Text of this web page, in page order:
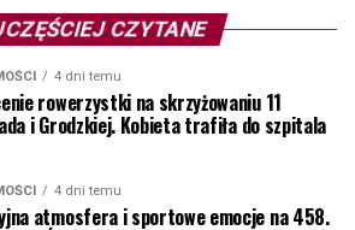
CZYTANE
4 dni temu
rowerzystki na skrzyżowaniu 11
i Grodzkiej. Kobieta trafiła do szpitala
4 dni temu
atmosfera i sportowe emocje na 458.